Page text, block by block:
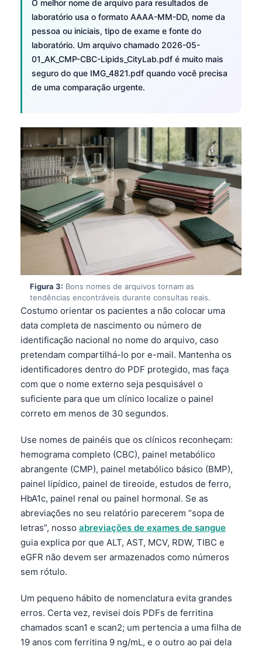
O melhor nome de arquivo para resultados de
laboratório usa o formato AAAA-MM-DD, nome da
pessoa ou iniciais, tipo de exame e fonte do
laboratório. Um arquivo chamado 2026-05-
01_AK_CMP-CBC-Lipids_CityLab.pdf é muito mais
seguro do que IMG_4821.pdf quando você precisa
de uma comparação urgente.
Figura 3: Bons nomes de arquivos tornam as
tendências encontráveis durante consultas reais.
Costumo orientar os pacientes a não colocar uma
data completa de nascimento ou número de
identificação nacional no nome do arquivo, caso
pretendam compartilhá-lo por e-mail. Mantenha os
identificadores dentro do PDF protegido, mas faça
com que o nome externo seja pesquisável o
suficiente para que um clínico localize o painel
correto em menos de 30 segundos.
Use nomes de painéis que os clínicos reconheçam:
hemograma completo (CBC), painel metabólico
abrangente (CMP), painel metabólico básico (BMP),
painel lipídico, painel de tireoide, estudos de ferro,
HbA1c, painel renal ou painel hormonal. Se as
abreviações no seu relatório parecerem “sopa de
letras”, nosso abreviações de exames de sangue
guia explica por que ALT, AST, MCV, RDW, TIBC e
eGFR não devem ser armazenados como números
sem rótulo.
Um pequeno hábito de nomenclatura evita grandes
erros. Certa vez, revisei dois PDFs de ferritina
chamados scan1 e scan2; um pertencia a uma filha de
19 anos com ferritina 9 ng/mL, e o outro ao pai dela